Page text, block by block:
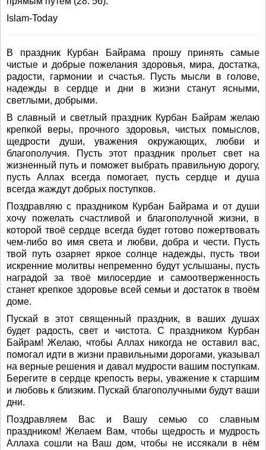
Islam-Today
В праздник Курбан Байрама прошу принять самые
чистые и добрые пожелания здоровья, мира, достатка,
радости, гармонии и счастья. Пусть мысли в голове,
надежды в сердце и дни в жизни станут ясными,
светлыми, добрыми.
В славный и светлый праздник Курбан Байрам желаю
крепкой веры, прочного здоровья, чистых помыслов,
щедрости души, уважения окружающих, любви и
благополучия. Пусть этот праздник прольет свет на
жизненный путь и поможет выбрать правильную дорогу,
пусть Аллах всегда помогает, пусть сердце и душа
всегда жаждут добрых поступков.
Поздравляю с праздником Курбан Байрама и от души
хочу пожелать счастливой и благополучной жизни, в
которой твоё сердце всегда будет готово пожертвовать
чем-либо во имя света и любви, добра и чести. Пусть
твой путь озаряет яркое солнце надежды, пусть твои
искренние молитвы непременно будут услышаны, пусть
наградой за твоё милосердие и самоотверженность
станет крепкое здоровье всей семьи и достаток в твоём
доме.
Пускай в этот священный праздник, в ваших душах
будет радость, свет и чистота. С праздником Курбан
Байрам! Желаю, чтобы Аллах никогда не оставил вас,
помогал идти в жизни правильными дорогами, указывал
на верные решения и давал мудрости вашим поступкам.
Берегите в сердце крепость веры, уважение к старшим
и любовь к близким. Пускай благополучными будут ваши
дни.
Поздравляем Вас и Вашу семью со славным
праздником! Желаем Вам, чтобы щедрость и мудрость
Аллаха сошли на Ваш дом, чтобы не иссякали в нём